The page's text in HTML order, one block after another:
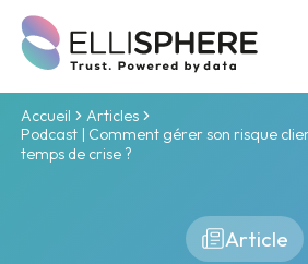
Accueil
Articles
Podcast | Comment gérer son risque
temps de crise ?
Article